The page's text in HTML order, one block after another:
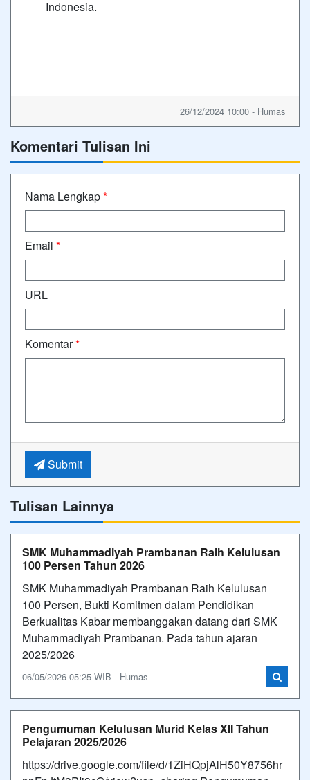
Indonesia.
26/12/2024 10:00 - Humas
Komentari Tulisan Ini
Nama Lengkap*
Email *
URL
Komentar*
Submit
Tulisan Lainnya
SMK Muhammadiyah Prambanan Raih Kelulusan
100 Persen Tahun 2026
SMK Muhammadiyah Prambanan Raih Kelulusan
100 Persen, Bukti Komitmen dalam Pendidikan
Berkualitas Kabar membanggakan datang dari SMK
Muhammadiyah Prambanan. Pada tahun ajaran
2025/2026
06/05/2026 05:25 WIB - Humas
Pengumuman Kelulusan Murid Kelas XII Tahun
Pelajaran 2025/2026
https://drive.google.com/file/d/1ZiHQpjAlH50Y8756hr